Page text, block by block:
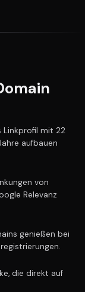
Linkprofil mit 22
aufbauen
von
Relevanz
genießen bei
die direkt auf